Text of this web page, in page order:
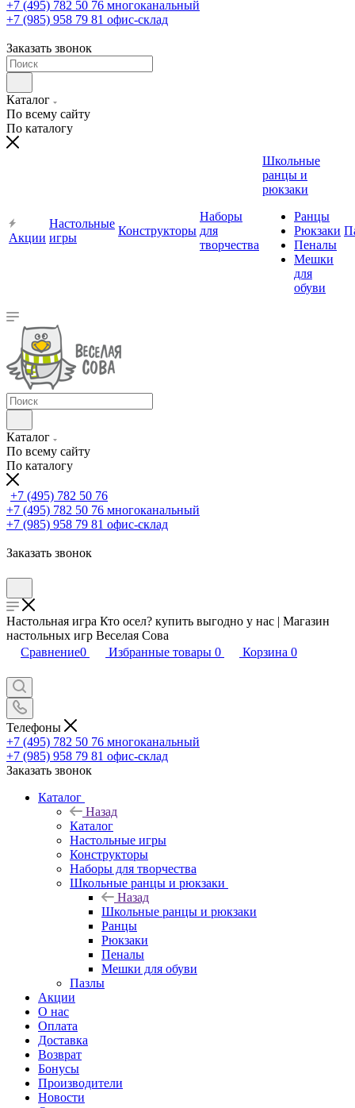
+7 (495) 782 50 76 многоканальный
+7 (985) 958 79 81 офис-склад
Заказать звонок
Каталог
По всему сайту
По каталогу
Акции
Настольные
игры
Конструкторы
Наборы
для
творчества
Школьные
ранцы и
рюкзаки
Ранцы
Рюкзаки
Пеналы
Мешки
для
обуви
Каталог
По всему сайту
По каталогу
+7 (495) 782 50 76
+7 (495) 782 50 76 многоканальный
+7 (985) 958 79 81 офис-склад
Заказать звонок
Настольная игра Кто осел? купить выгодно у нас | Магазин
настольных игр Веселая Сова
Сравнение0 Избранные товары 0 Корзина 0
Телефоны
+7 (495) 782 50 76 многоканальный
+7 (985) 958 79 81 офис-склад
Заказать звонок
Каталог
Назад
Каталог
Настольные игры
Конструкторы
Наборы для творчества
Школьные ранцы и рюкзаки
Назад
Школьные ранцы и рюкзаки
Ранцы
Рюкзаки
Пеналы
Мешки для обуви
Пазлы
Акции
О нас
Оплата
Доставка
Возврат
Бонусы
Производители
Новости